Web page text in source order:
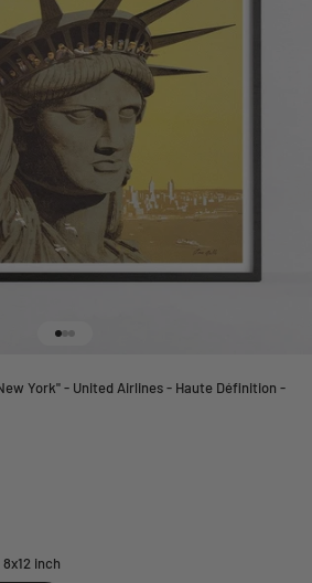
York" - United Airlines - Haute Définition -
inch